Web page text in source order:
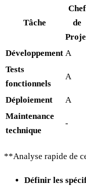
Tâche
Chef
de
Développement A
Tests
fonctionnels
A
Déploiement A
Maintenance
technique
-
**Analyse rapide de
Définir les